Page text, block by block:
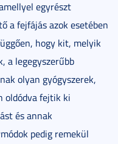
egyrészt
a fejfájás azok esetében
hogy kit, melyik
a legegyszerűbb
olyan gyógyszerek,
oldódva fejtik ki
és annak
pedig remekül